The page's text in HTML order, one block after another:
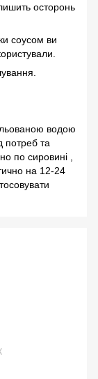
осторонь
соусом ви
водою
потреб та
по сировині ,
на 12-24